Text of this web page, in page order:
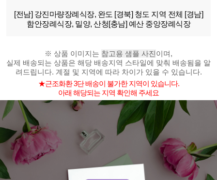
[전남] 강진마량장례식장, 완도 [경북] 청도 지역 전체 [경남]
함안장례식장, 밀양, 산청[충남] 예산 중앙장례식장
※ 상품 이미지는 참고용 샘플 사진이며,
실제 배송되는 상품은 해당 배송지역 스타일에 맞춰 배송됨을 알
려드립니다. 계절 및 지역에 따라 차이가 있을 수 있습니다.
★근조화환 3단 배송이 불가한 지역이 있습니다.
아래 해당되는 지역 확인해 주세요